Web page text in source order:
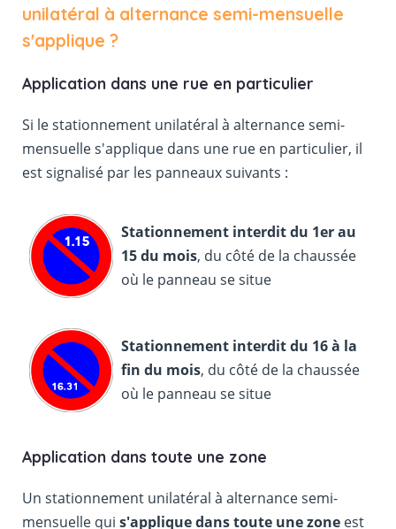
unilatéral à alternance semi-mensuelle
s'applique ?
Application dans une rue en particulier
Si le stationnement unilatéral à alternance semi-
mensuelle s'applique dans une rue en particulier, il
est signalisé par les panneaux suivants :
Stationnement interdit du 1er au
15 du mois, du côté de la chaussée
où le panneau se situe
Stationnement interdit du 16 à la
fin du mois, du côté de la chaussée
où le panneau se situe
Application dans toute une zone
Un stationnement unilatéral à alternance semi-
mensuelle qui s'applique dans toute une zoneest